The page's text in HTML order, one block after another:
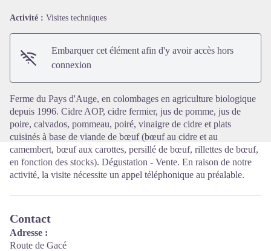
Voir l'image en plein écran
Activité : Visites techniques
Embarquer cet élément afin d'y avoir accès hors
connexion
Ferme du Pays d'Auge, en colombages en agriculture biologique
depuis 1996. Cidre AOP, cidre fermier, jus de pomme, jus de
poire, calvados, pommeau, poiré, vinaigre de cidre et plats
cuisinés à base de viande de bœuf (bœuf au cidre et au
camembert, bœuf aux carottes, persillé de bœuf, rillettes de bœuf,
en fonction des stocks). Dégustation - Vente. En raison de notre
activité, la visite nécessite un appel téléphonique au préalable.
Contact
Adresse :
Route de Gacé